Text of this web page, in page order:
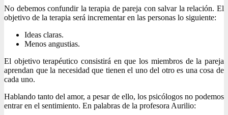
No debemos confundir la terapia de pareja con salvar la relación. El
objetivo de la terapia será incrementar en las personas lo siguiente:
Ideas claras.
Menos angustias.
El objetivo terapéutico consistirá en que los miembros de la pareja
aprendan que la necesidad que tienen el uno del otro es una cosa de
cada uno.
Hablando tanto del amor, a pesar de ello, los psicólogos no podemos
entrar en el sentimiento. En palabras de la profesora Aurilio: